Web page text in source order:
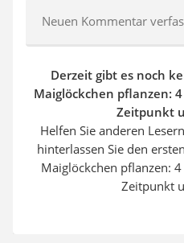
Neuen Kommentar
Derzeit gibt es noch
Maiglöckchen pflanzen:
Zeitpunkt
Helfen Sie anderen
hinterlassen Sie den
Maiglöckchen pflanzen:
Zeitpunkt